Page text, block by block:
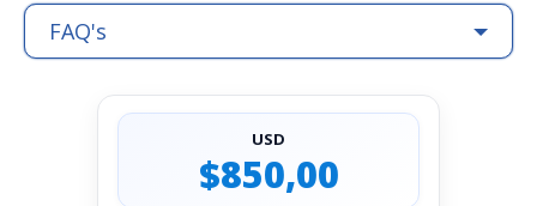
FAQ's
USD
$850,00